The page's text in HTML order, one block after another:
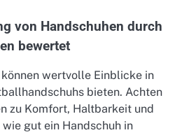
von Handschuhen durch
bewertet
wertvolle Einblicke in
bieten. Achten
zu Komfort, Haltbarkeit und
gut ein Handschuh in